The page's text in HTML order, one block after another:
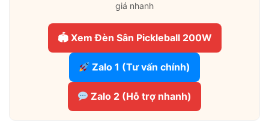
giá nhanh
🏟 Xem Đèn Sân Pickleball 200W
Zalo 1 (Tư vấn chính)
Zalo 2 (Hỗ trợ nhanh)